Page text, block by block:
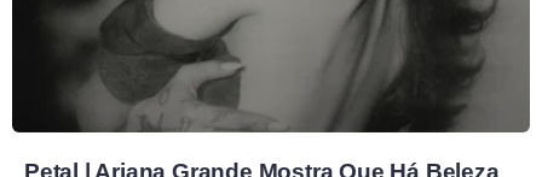
Petal | Ariana Grande Mostra Que Há Beleza